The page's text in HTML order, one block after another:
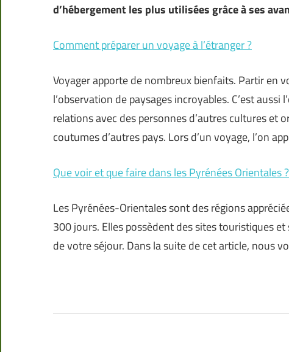
d’hébergement les plus utilisées grâce à ses
Comment préparer un voyage à l’étranger ?
Voyager apporte de nombreux bienfaits. Partir en
l’observation de paysages incroyables. C’est
relations avec des personnes d’autres cultures et
coutumes d’autres pays. Lors d’un voyage, l’on
Que voir et que faire dans les Pyrénées Orientales ?
Les Pyrénées-Orientales sont des régions
300 jours. Elles possèdent des sites touristiques
de votre séjour. Dans la suite de cet article, nous